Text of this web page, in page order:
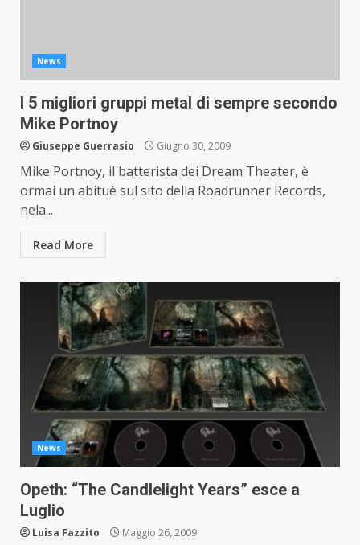
News
I 5 migliori gruppi metal di sempre secondo
Mike Portnoy
Giuseppe Guerrasio Giugno 30, 2009
Mike Portnoy, il batterista dei Dream Theater, è
ormai un abituè sul sito della Roadrunner Records,
nela...
Read More
News
Opeth: “The Candlelight Years” esce a
Luglio
Luisa Fazzito Maggio 26, 2009